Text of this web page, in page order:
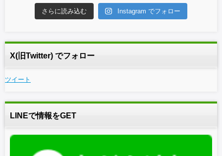
さらに読み込む Instagram でフォロー
X(旧Twitter) でフォロー
ツイート
LINEで情報をGET